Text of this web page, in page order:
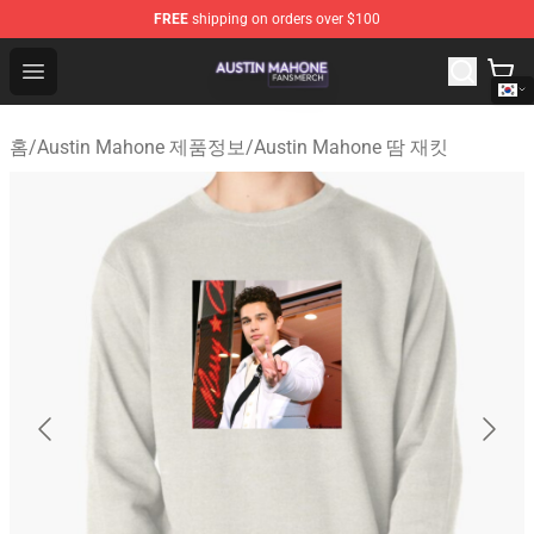
FREE shipping on orders over $100
Open menu
Austin Mahone Shop - Official Austin Mahone
홈/Austin Mahone 제품정보/Austin Mahone 땀 재킷